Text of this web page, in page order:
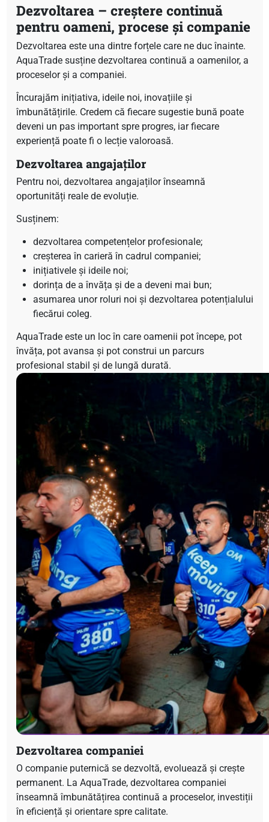
Dezvoltarea – creștere continuă
pentru oameni, procese și companie
Dezvoltarea este una dintre forțele care ne duc înainte.
AquaTrade susține dezvoltarea continuă a oamenilor, a
proceselor și a companiei.
Încurajăm inițiativa, ideile noi, inovațiile și
îmbunătățirile. Credem că fiecare sugestie bună poate
deveni un pas important spre progres, iar fiecare
experiență poate fi o lecție valoroasă.
Dezvoltarea angajaților
Pentru noi, dezvoltarea angajaților înseamnă
oportunități reale de evoluție.
Susținem:
dezvoltarea competențelor profesionale;
creșterea în carieră în cadrul companiei;
inițiativele și ideile noi;
dorința de a învăța și de a deveni mai bun;
asumarea unor roluri noi și dezvoltarea potențialului
fiecărui coleg.
AquaTrade este un loc în care oamenii pot începe, pot
învăța, pot avansa și pot construi un parcurs
profesional stabil și de lungă durată.
Dezvoltarea companiei
O companie puternică se dezvoltă, evoluează și crește
permanent. La AquaTrade, dezvoltarea companiei
înseamnă îmbunătățirea continuă a proceselor, investiții
în eficiență și orientare spre calitate.